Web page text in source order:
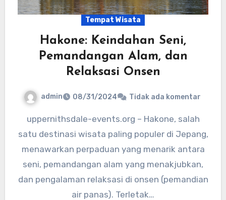
Tempat Wisata
Hakone: Keindahan Seni,
Pemandangan Alam, dan
Relaksasi Onsen
admin 08/31/2024 Tidak ada komentar
uppernithsdale-events.org – Hakone, salah
satu destinasi wisata paling populer di Jepang,
menawarkan perpaduan yang menarik antara
seni, pemandangan alam yang menakjubkan,
dan pengalaman relaksasi di onsen (pemandian
air panas). Terletak…